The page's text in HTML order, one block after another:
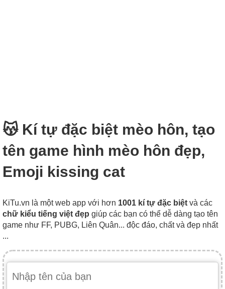
😽 Kí tự đặc biệt mèo hôn, tạo
tên game hình mèo hôn đẹp,
Emoji kissing cat
KiTu.vn là một web app với hơn 1001 kí tự đặc biệt và các
chữ kiểu tiếng việt đẹp giúp các bạn có thể dễ dàng tạo tên
game như FF, PUBG, Liên Quân... độc đáo, chất và đẹp nhất
...